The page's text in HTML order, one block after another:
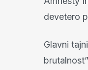
devetero
Glavni